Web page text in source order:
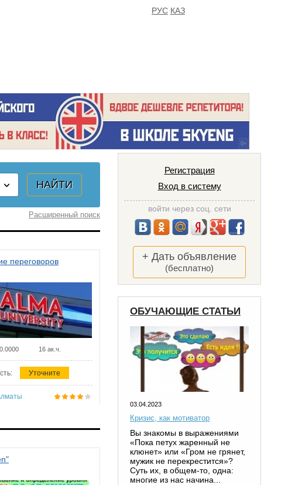
РУС КАЗ
Расширенный поиск
переговоров
16 ак.ч.
Уточните
Регистрация
Вход в систему
войти через соц. сети
+ Дать объявление
(бесплатно)
ОБУЧАЮЩИЕ СТАТЬИ
03.04.2023
Кризис, как мотиватор
Вы знакомы в выражениями
«Пока петух жаренный не
клюнет» или «Гром не грянет,
мужик не перекрестится»?
Суть их, в общем-то, одна:
многие из нас начина...